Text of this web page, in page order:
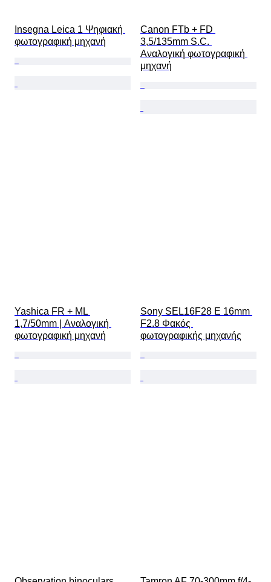
Insegna Leica 1 Ψηφιακή
φωτογραφική μηχανή
Canon FTb + FD
3,5/135mm S.C.
Αναλογική φωτογραφική
μηχανή
Yashica FR + ML
1,7/50mm | Αναλογική
φωτογραφική μηχανή
Sony SEL16F28 E 16mm
F2.8 Φακός
φωτογραφικής μηχανής